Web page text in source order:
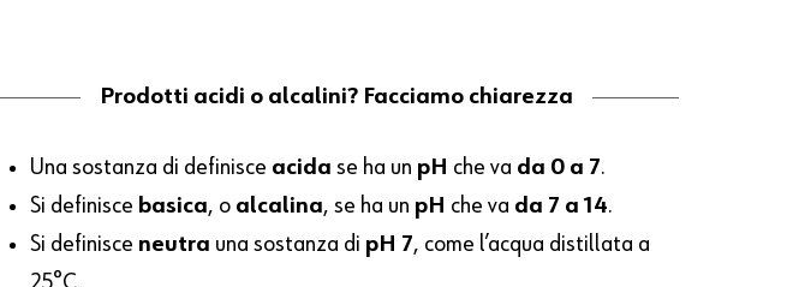
Prodotti acidi o alcalini? Facciamo chiarezza
Una sostanza di definisce acida se ha un pH che va da 0 a 7.
Si definisce basica, o alcalina, se ha un pH che va da 7 a 14.
Si definisce neutra una sostanza di pH 7, come l’acqua distillata a